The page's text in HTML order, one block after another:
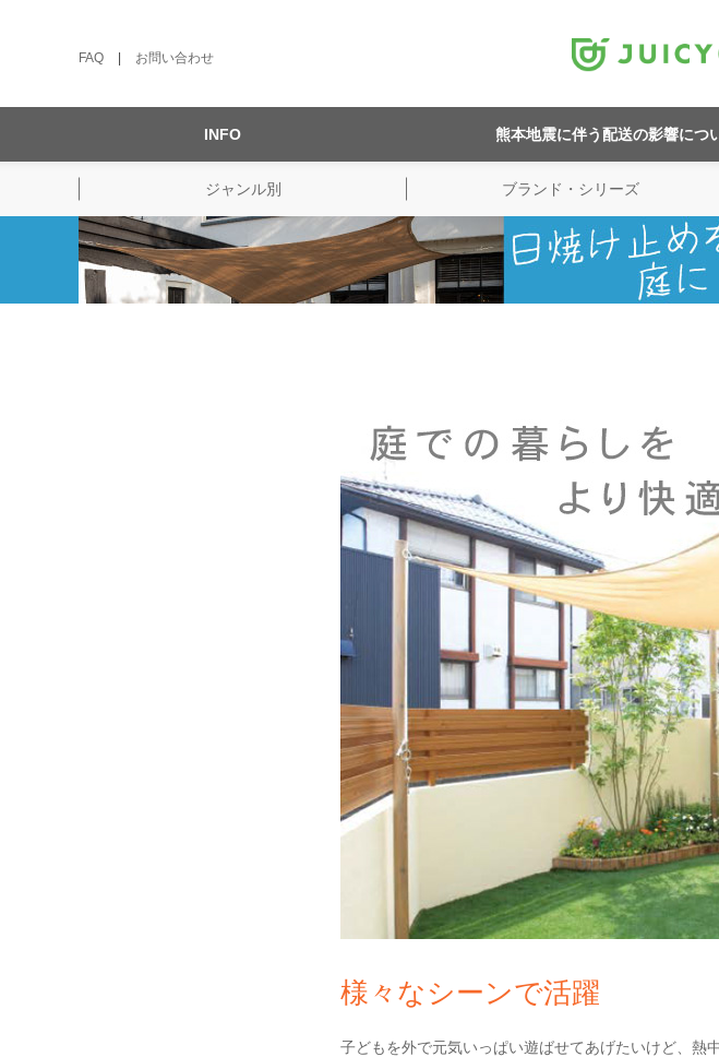
FAQ お問い合わせ
INFO 熊本地震に伴う配送の影響につ
ジャンル別 ブランド・シリーズ
様々なシーンで活躍
子どもを外で元気いっぱい遊ばせてあげたいけど、熱